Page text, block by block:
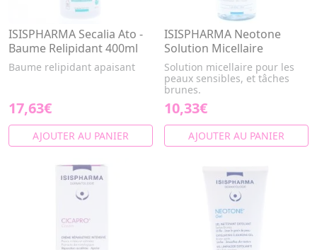
ISISPHARMA Secalia Ato -
Baume Relipidant 400ml
Baume relipidant apaisant
17,63€
AJOUTER AU PANIER
ISISPHARMA Neotone
Solution Micellaire
Solution micellaire pour les
peaux sensibles, et tâches
brunes.
10,33€
AJOUTER AU PANIER